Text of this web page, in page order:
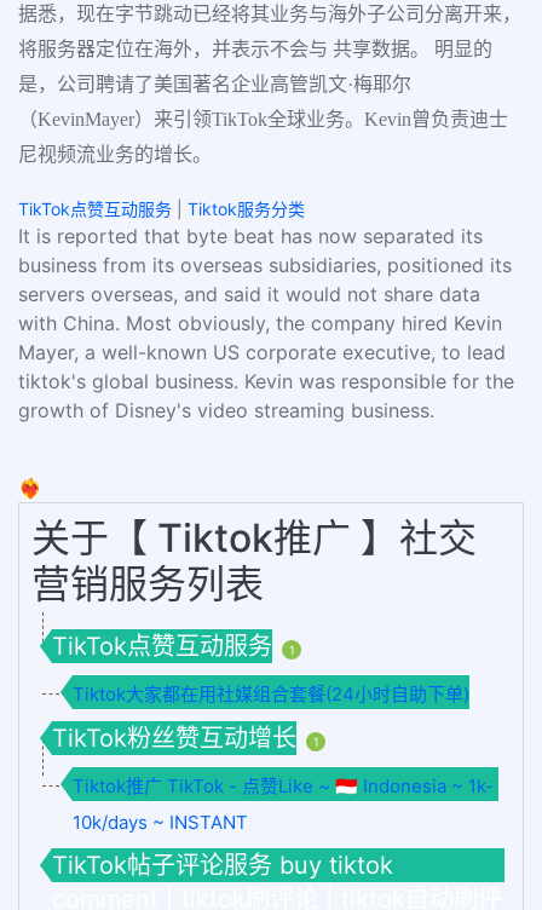
据悉，现在字节跳动已经将其业务与海外子公司分离开来，
将服务器定位在海外，并表示不会与 共享数据。 明显的
是，公司聘请了美国著名企业高管凯文·梅耶尔
（KevinMayer）来引领TikTok全球业务。Kevin曾负责迪士
尼视频流业务的增长。
TikTok点赞互动服务 Tiktok服务分类
It is reported that byte beat has now separated its
business from its overseas subsidiaries, positioned its
servers overseas, and said it would not share data
with China. Most obviously, the company hired Kevin
Mayer, a well-known US corporate executive, to lead
tiktok's global business. Kevin was responsible for the
growth of Disney's video streaming business.
❤️‍🔥
关于【 Tiktok推广 】社交
营销服务列表
TikTok点赞互动服务 1
Tiktok大家都在用社媒组合套餐(24小时自助下单)
TikTok粉丝赞互动增长 1
Tiktok推广 TikTok - 点赞Like ~ 🇮🇩 Indonesia ~ 1k-
10k/days ~ INSTANT
TikTok帖子评论服务 buy tiktok